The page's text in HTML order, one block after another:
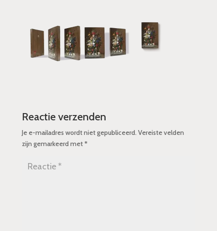
Reactie verzenden
Je e-mailadres wordt niet gepubliceerd. Vereiste velden
zijn gemarkeerd met*